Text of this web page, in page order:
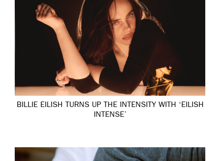
BILLIE EILISH TURNS UP THE INTENSITY WITH ‘EILISH
INTENSE’